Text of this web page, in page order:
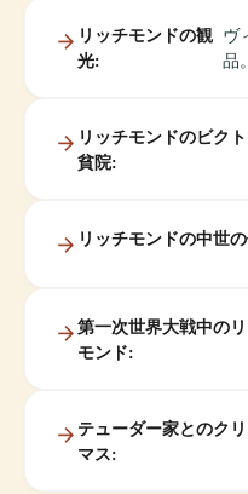
リッチモンドの観
光:
ヴ
品。
リッチモンドのビク
貧院:
リッチモンドの中世
第一次世界大戦中の
モンド:
テューダー家とのク
マス: